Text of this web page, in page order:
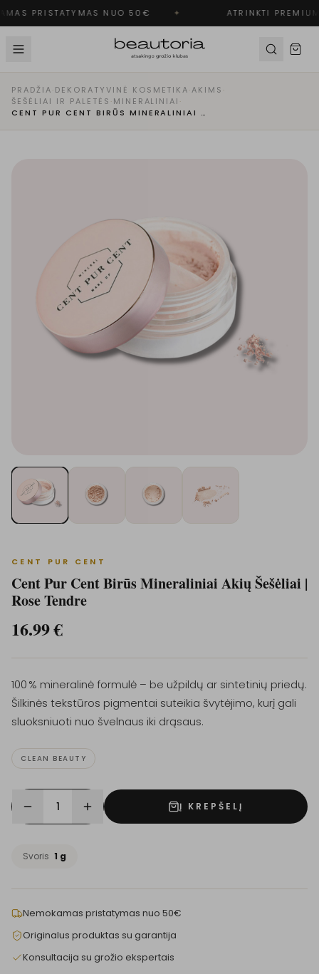
PRISTATYMAS NUO 50€ ✦ ATRINKTI
PRADŽIA·DEKORATYVINĖ KOSMETIKA·AKIMS ·
ŠEŠĖLIAI IR PALETĖS ·MINERALINIAI ·
CENT PUR CENT BIRŪS MINERALINIAI AKIŲ ŠEŠĖLIAI | ROSE TENDRE
CENT PUR CENT
Cent Pur Cent Birūs Mineraliniai Akių Šešėliai |
Rose Tendre
16.99€
100 % mineralinė formulė – be užpildų ar sintetinių priedų.
Šilkinės tekstūros pigmentai suteikia švytėjimo, kurį gali
sluoksniuoti nuo švelnaus iki drąsaus.
CLEAN BEAUTY
1 Į KREPŠELĮ
Svoris 1 g
Nemokamas pristatymas nuo 50€
Originalus produktas su garantija
Konsultacija su grožio ekspertais